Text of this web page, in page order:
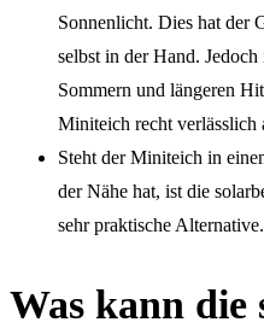
Sonnenlicht. Dies hat der
selbst in der Hand.
Sommern und längeren
Miniteich recht verlässlich
Steht der Miniteich in
der Nähe hat, ist die
sehr praktische Alternative.
Was kann die